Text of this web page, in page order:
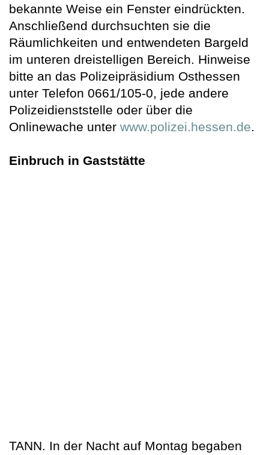
bekannte Weise ein Fenster eindrückten.
Anschließend durchsuchten sie die
Räumlichkeiten und entwendeten Bargeld
im unteren dreistelligen Bereich. Hinweise
bitte an das Polizeipräsidium Osthessen
unter Telefon 0661/105-0, jede andere
Polizeidienststelle oder über die
Onlinewache unter www.polizei.hessen.de.
Einbruch in Gaststätte
TANN. In der Nacht auf Montag begaben